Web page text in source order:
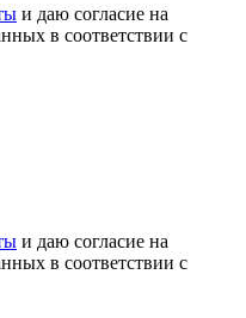
и даю согласие на
в соответствии с
и даю согласие на
в соответствии с